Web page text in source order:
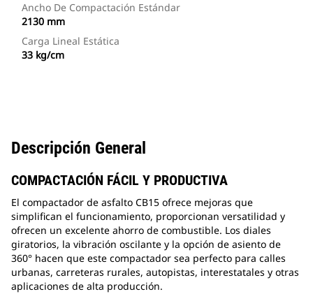
Ancho De Compactación Estándar
2130 mm
Carga Lineal Estática
33 kg/cm
Descripción General
COMPACTACIÓN FÁCIL Y PRODUCTIVA
El compactador de asfalto CB15 ofrece mejoras que
simplifican el funcionamiento, proporcionan versatilidad y
ofrecen un excelente ahorro de combustible. Los diales
giratorios, la vibración oscilante y la opción de asiento de
360° hacen que este compactador sea perfecto para calles
urbanas, carreteras rurales, autopistas, interestatales y otras
aplicaciones de alta producción.